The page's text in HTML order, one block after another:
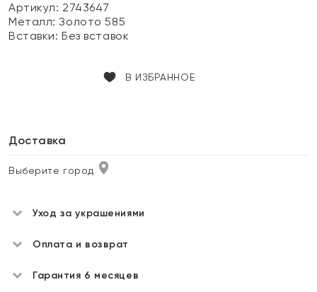
Артикул: 2743647
Металл:Золото 585
Вставки:Без вставок
В ИЗБРАННОЕ
Доставка
Выберите город
Уход за украшениями
Оплата и возврат
Гарантия 6 месяцев